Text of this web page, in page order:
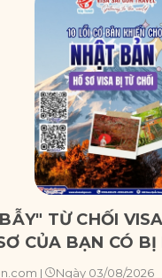
TỪ CHỐI
CỦA BẠN CÓ
NÀY?
| Ngày 03/08/2026